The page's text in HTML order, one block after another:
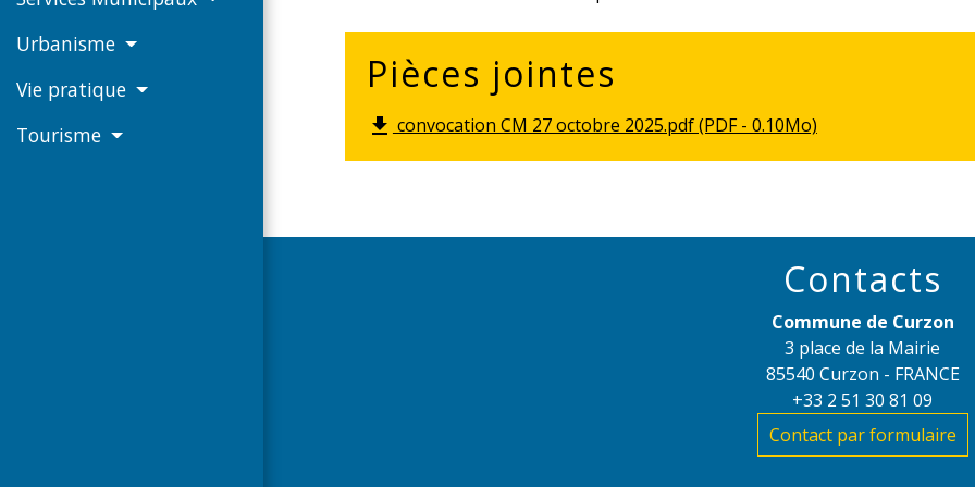
Urbanisme
Vie pratique
Tourisme
Pièces jointes
file_download convocation CM 27 octobre 2025.pdf (PDF - 0.10Mo)
Contacts
Commune de Curzon
3 place de la Mairie
85540 Curzon - FRANCE
+33 2 51 30 81 09
Contact par formulaire